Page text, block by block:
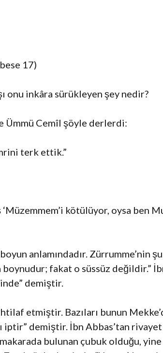
17)
onu inkâra sürükleyen şey nedir?
Ümmü Cemîl şöyle derlerdi:
terk ettik.”
kötülüyor, oysa ben
anlamındadır. Zürrumme’nin
fakat o süssüz değildir.”
demiştir.
etmiştir. Bazıları bunun
iptir” demiştir. İbn Abbas’tan
bulunan çubuk olduğu,